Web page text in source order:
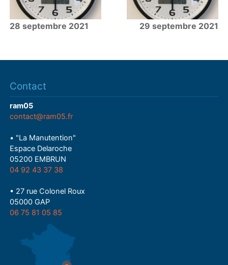
28 septembre 2021 29 septembre 2021
Contact
ram05
contact@ram05.fr
• "La Manutention"
Espace Delaroche
05200 EMBRUN
04 92 43 37 38
• 27 rue Colonel Roux
05000 GAP
06 75 81 05 85